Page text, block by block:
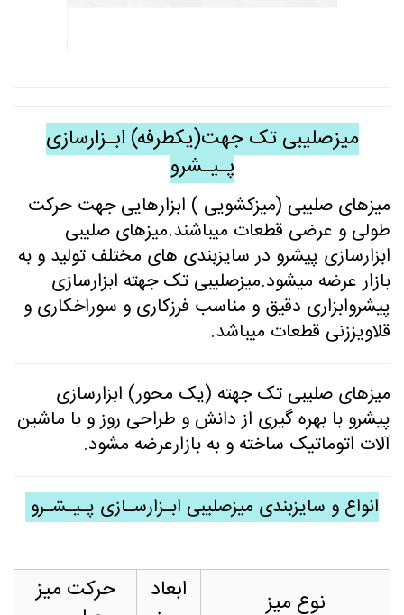
میزصلیبی تک جهت(یکطرفه) ابـزارسازی
پـیـشرو
میزهای صلیبی (میزکشویی ) ابزارهایی جهت حرکت
طولی و عرضی قطعات میباشند.میزهای صلیبی
ابزارسازی پیشرو در سایزبندی های مختلف تولید و به
بازار عرضه میشود.میزصلیبی تک جهته ابزارسازی
پیشروابزاری دقیق و مناسب فرزکاری و سوراخکاری و
قلاویززنی قطعات میباشد.
میزهای صلیبی تک جهته (یک محور) ابزارسازی
پیشرو با بهره گیری از دانش و طراحی روز و با ماشین
آلات اتوماتیک ساخته و به بازارعرضه مشود.
انواع و سایزبندی میزصلیبی ابـزارسـازی پـیـشـرو
حرکت میز
ابعاد
نوع میز